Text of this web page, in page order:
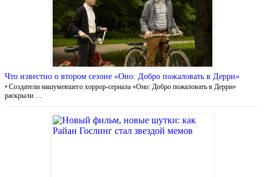
Что известно о втором сезоне «Оно: Добро пожаловать в Дерри»
• Создатели нашумевшего хоррор-сериала «Оно: Добро пожаловать в Дерри»
раскрыли …